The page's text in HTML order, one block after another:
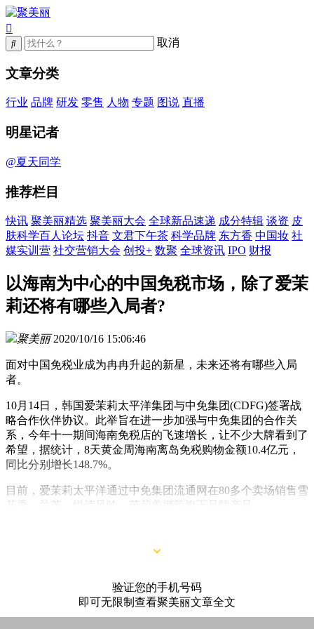
取消
文章分类
行业 品牌 研发 零售 人物 专题 图说 直播
明星记者
@夏天同学
推荐栏目
快讯 聚美丽精选 聚美丽大会 全球新品速递 成分特辑 谈资 皮
肤科学百人论坛 抖音 文君下午茶 科学品牌 东方香 中国妆 社
媒实训营 社交营销大会 创投+ 数聚 全球资讯 IPO 财报
以海南为中心的中国免税市场，除了爱茉
莉还将有哪些入局者?
聚美丽 2020/10/16 15:06:46
面对中国免税业成为冉冉升起的新星，未来还将有哪些入局
者。
10月14日，韩国爱茉莉太平洋集团与中免集团(CDFG)签署战
略合作伙伴协议。此举旨在进一步加强与中免集团的合作关
系，今年十一期间海南免税店的飞速增长，让不少大牌看到了
希望，据统计，8天黄金周海南离岛免税购物金额10.4亿元，
同比分别增长148.7%。
目前，爱茉莉太平洋通过中免集团流通网在80多个卖场销售雪
花秀、兰芝、悦诗风吟、芙莉美娜等旗下品牌产品。
验证您的手机号码
即可无限制查看聚美丽文章全文